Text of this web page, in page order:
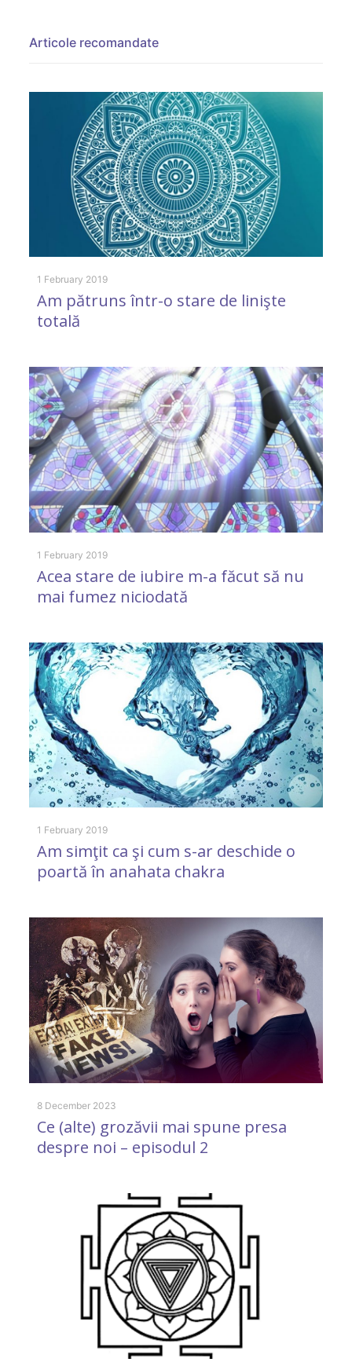
Articole recomandate
1 February 2019
Am pătruns într-o stare de linişte
totală
1 February 2019
Acea stare de iubire m-a făcut să nu
mai fumez niciodată
1 February 2019
Am simţit ca şi cum s-ar deschide o
poartă în anahata chakra
8 December 2023
Ce (alte) grozăvii mai spune presa
despre noi – episodul 2